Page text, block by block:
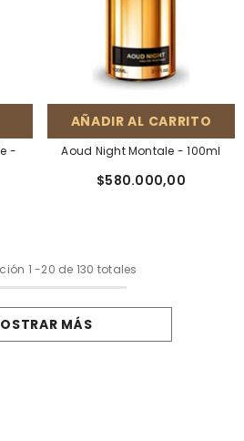
-
AÑADIR AL CARRITO
Aoud Night Montale - 100ml
$580.000,00
1 -20 de 130 totales
MÁS